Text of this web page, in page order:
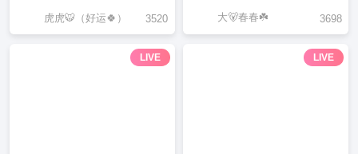
虎虎🐯（好运🍀） 3520 大🐻春春☘️ 3698
LIVE LIVE